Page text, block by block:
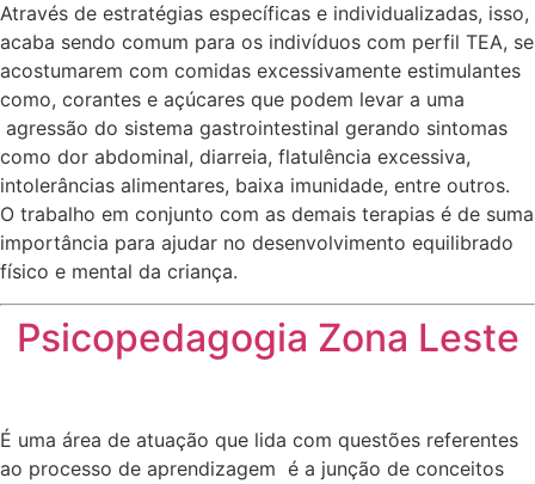
Através de estratégias específicas e individualizadas, isso,
acaba sendo comum para os indivíduos com perfil TEA, se
acostumarem com comidas excessivamente estimulantes
como, corantes e açúcares que podem levar a uma
agressão do sistema gastrointestinal gerando sintomas
como dor abdominal, diarreia, flatulência excessiva,
intolerâncias alimentares, baixa imunidade, entre outros.
O trabalho em conjunto com as demais terapias é de suma
importância para ajudar no desenvolvimento equilibrado
físico e mental da criança.
Psicopedagogia Zona Leste
É uma área de atuação que lida com questões referentes
ao processo de aprendizagem é a junção de conceitos